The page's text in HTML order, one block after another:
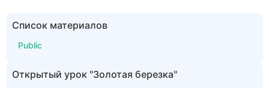
Список материалов
Public
Открытый урок "Золотая березка"